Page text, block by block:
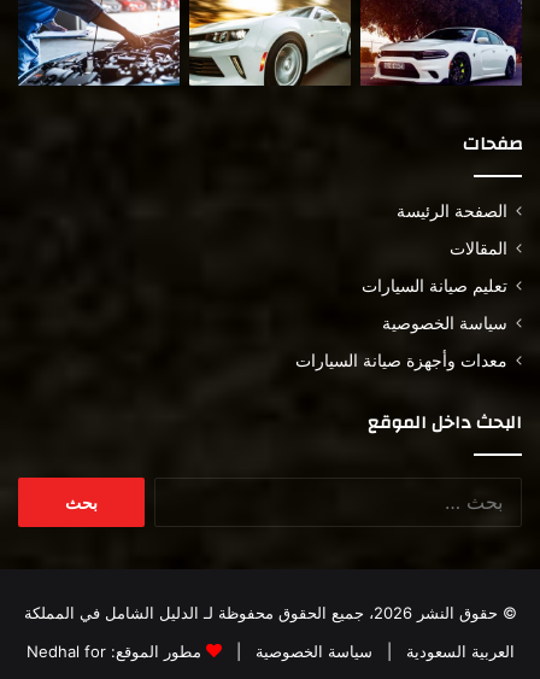
صفحات
الصفحة الرئيسة
المقالات
تعليم صيانة السيارات
سياسة الخصوصية
معدات وأجهزة صيانة السيارات
البحث داخل الموقع
© حقوق النشر 2026، جميع الحقوق محفوظة لـ
الدليل الشامل في المملكة
العربية السعودية
سياسة الخصوصية | مطور الموقع:Nedhal for